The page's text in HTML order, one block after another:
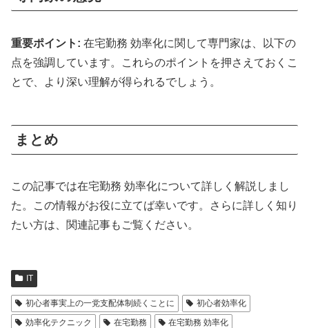
重要ポイント: 在宅勤務 効率化に関して専門家は、以下の
点を強調しています。これらのポイントを押さえておくこ
とで、より深い理解が得られるでしょう。
まとめ
この記事では在宅勤務 効率化について詳しく解説しまし
た。この情報がお役に立てば幸いです。さらに詳しく知り
たい方は、関連記事もご覧ください。
IT
初心者事実上の一党支配体制続くことに
初心者効率化
効率化テクニック
在宅勤務
在宅勤務 効率化